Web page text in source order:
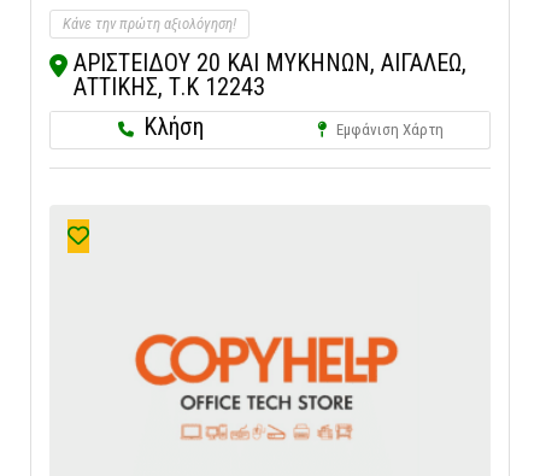
Κάνε την πρώτη αξιολόγηση!
ΑΡΙΣΤΕΙΔΟΥ 20 ΚΑΙ ΜΥΚΗΝΩΝ, ΑΙΓΑΛΕΩ,
ΑΤΤΙΚΗΣ, Τ.Κ 12243
Κλήση
Εμφάνιση Χάρτη